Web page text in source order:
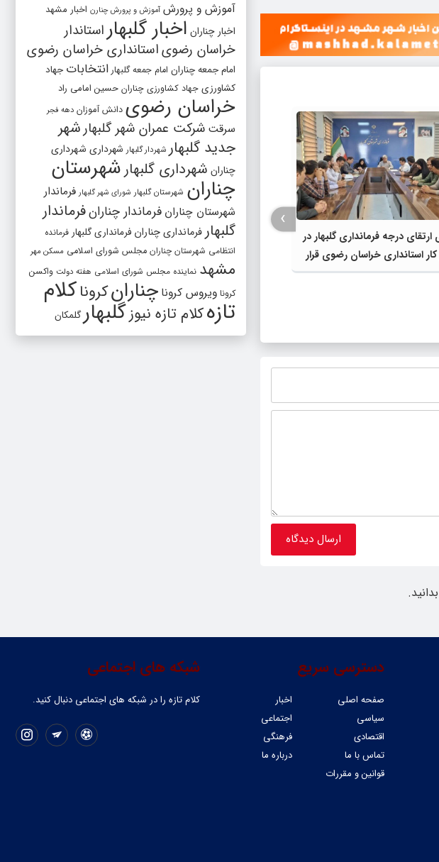
ارتقای درجه فرمانداری گلبهار در
استانداری خراسان رضوی قرار
توسعه مشاغل خانگی و توانمندسازی
بانوان روستایی در اولویت برنامه‌های
گلبهار قرار دارد
›
آموزش و پرورش آموزش و پرورش چنارن اخبار مشهد
اخبار چناران اخبار گلبهار استاندار
خراسان رضویاستانداری خراسان رضوی
امام جمعه چناران امام جمعه گلبهار انتخابات جهاد
کشاورزی جهاد کشاورزی چناران حسین امامی راد
خراسان رضوی دانش آموزان دهه فجر
سرقت شرکت عمران شهر گلبهارشهر
جدید گلبهار شهردار گلبهار شهرداری شهرداری
چناران شهرداری گلبهار شهرستان
چناران شهرستان گلبهار شورای شهر گلبهار فرماندار
شهرستان چناران فرماندار چنارانفرماندار
گلبهار فرمانداری چناران فرمانداری گلبهار فرمانده
انتظامی شهرستان چناران مجلس شورای اسلامی مسکن مهر
مشهد نماینده مجلس شورای اسلامی هفته دولت واکسن
کرونا ویروس کرونا چنارانکروناکلام
تازهکلام تازه نیوزگلبهارگلمکان
شبکه های اجتماعی
کلام تازه را در شبکه ‌های اجتماعی دنبال کنید.
دسترسی سریع
صفحه اصلی
اخبار
سیاسی
اجتماعی
اقتصادی
فرهنگی
تماس با ما
درباره ما
قوانین و مقررات